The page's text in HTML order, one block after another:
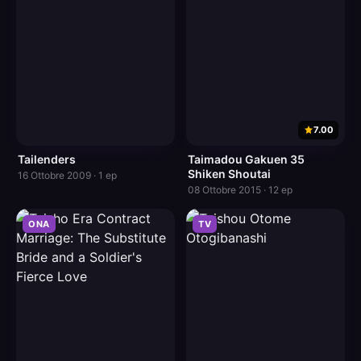
Tailenders
16 Ottobre 2009 · 1 ep
7.00
Taimadou Gakuen 35
Shiken Shoutai
08 Ottobre 2015 · 12 ep
ONA TV